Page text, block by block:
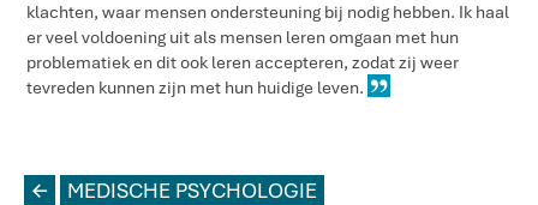
klachten, waar mensen ondersteuning bij nodig hebben. Ik haal
er veel voldoening uit als mensen leren omgaan met hun
problematiek en dit ook leren accepteren, zodat zij weer
tevreden kunnen zijn met hun huidige leven.
L MEDISCHE PSYCHOLOGIE